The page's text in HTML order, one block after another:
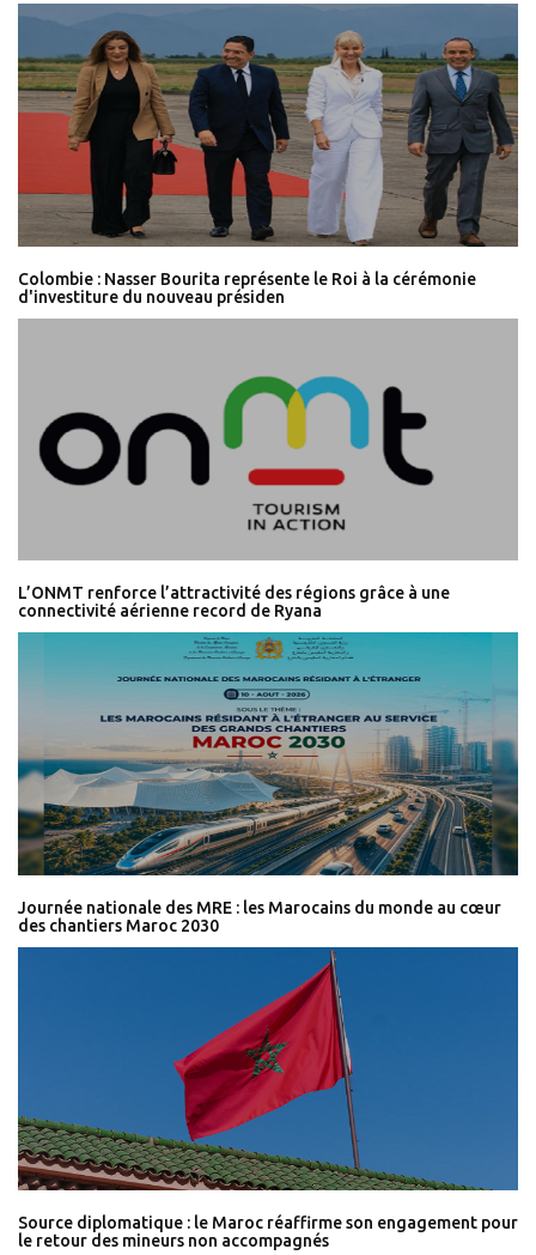
Colombie : Nasser Bourita représente le Roi à la cérémonie
d'investiture du nouveau présiden
L’ONMT renforce l’attractivité des régions grâce à une
connectivité aérienne record de Ryana
Journée nationale des MRE : les Marocains du monde au cœur
des chantiers Maroc 2030
Source diplomatique : le Maroc réaffirme son engagement pour
le retour des mineurs non accompagnés